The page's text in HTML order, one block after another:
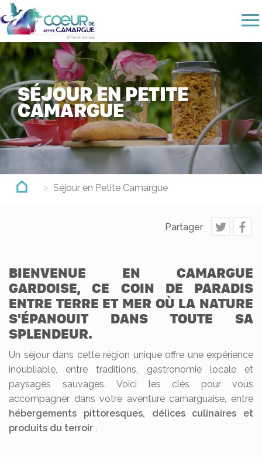
Aller
au
contenu
principal
SÉJOUR EN PETITE
CAMARGUE
Séjour en Petite Camargue
Partager
BIENVENUE EN CAMARGUE
GARDOISE, CE COIN DE PARADIS
ENTRE TERRE ET MER OÙ LA NATURE
S'ÉPANOUIT DANS TOUTE SA
SPLENDEUR.
Un séjour dans cette région unique offre une expérience
inoubliable, entre traditions, gastronomie locale et
paysages sauvages. Voici les clés pour vous
accompagner dans votre aventure camarguaise, entre
hébergements pittoresques, délices culinaires et
produits du terroir .